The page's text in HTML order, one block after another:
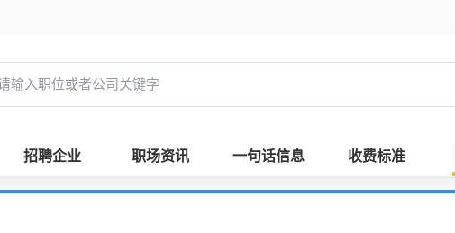
招聘企业 职场资讯 一句话信息 收费标准